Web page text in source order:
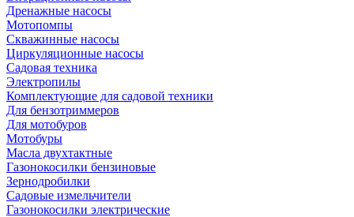
Дренажные насосы
Мотопомпы
Скважинные насосы
Циркуляционные насосы
Садовая техника
Электропилы
Комплектующие для садовой техники
Для бензотриммеров
Для мотобуров
Мотобуры
Масла двухтактные
Газонокосилки бензиновые
Зернодробилки
Садовые измельчители
Газонокосилки электрические